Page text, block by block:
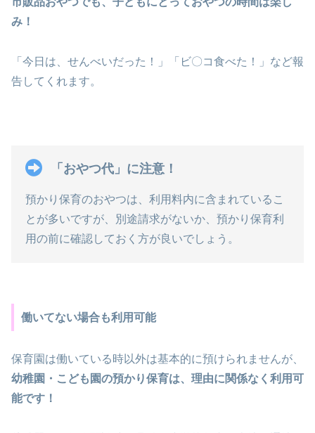
み！
「今日は、せんべいだった！」「ビ〇コ食べた！」など報
告してくれます。
「おやつ代」に注意！
預かり保育のおやつは、利用料内に含まれているこ
とが多いですが、別途請求がないか、預かり保育利
用の前に確認しておく方が良いでしょう。
働いてない場合も利用可能
保育園は働いている時以外は基本的に預けられませんが、
幼稚園・こども園の預かり保育は、理由に関係なく利用可
能です！